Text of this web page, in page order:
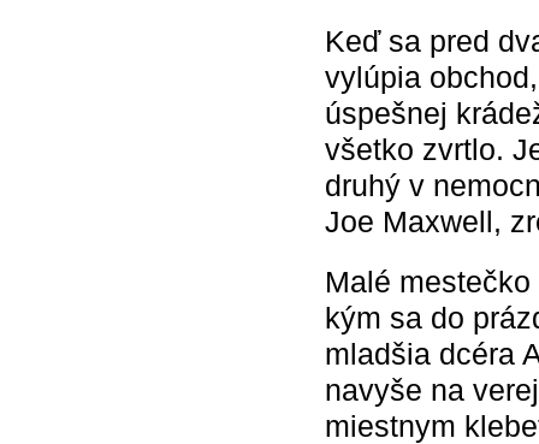
Keď sa pred
vylúpia
úspešnej
všetko zvrtlo.
druhý v
Joe Maxwell,
Malé
kým sa do
mladšia dcéra
navyše na
miestnym